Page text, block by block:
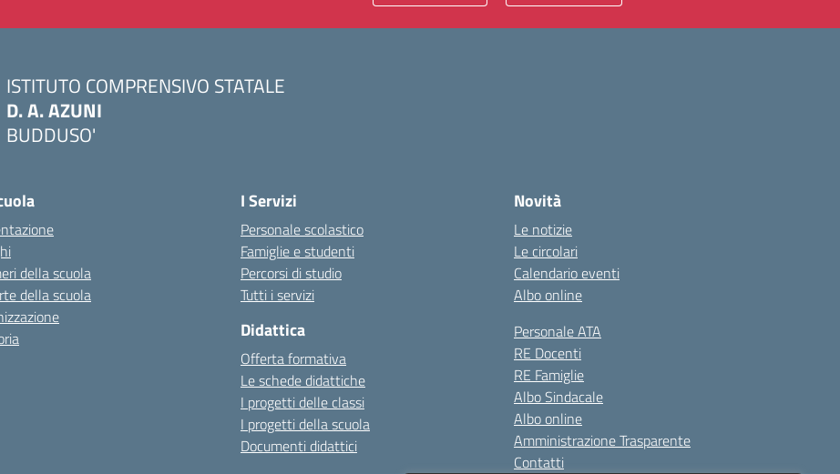
ISTITUTO COMPRENSIVO STATALE
D. A. AZUNI
BUDDUSO'
della scuola
della scuola
I Servizi
Personale scolastico
Famiglie e studenti
Percorsi di studio
Tutti i servizi
Didattica
Offerta formativa
Le schede didattiche
I progetti delle classi
I progetti della scuola
Documenti didattici
Novità
Le notizie
Le circolari
Calendario eventi
Albo online
Personale ATA
RE Docenti
RE Famiglie
Albo Sindacale
Albo online
Amministrazione Trasparente
Contatti